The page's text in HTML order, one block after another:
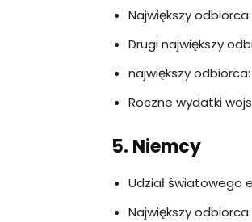
Największy
Drugi największy
największy
Roczne wydatki
5. Niemcy
Udział światowego
Największy